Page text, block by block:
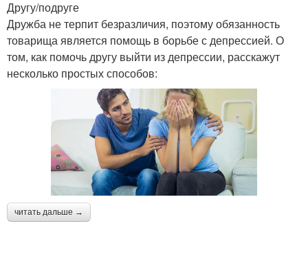
Другу/подруге
Дружба не терпит безразличия, поэтому обязанность
товарища является помощь в борьбе с депрессией. О
том, как помочь другу выйти из депрессии, расскажут
несколько простых способов:
читать дальше →